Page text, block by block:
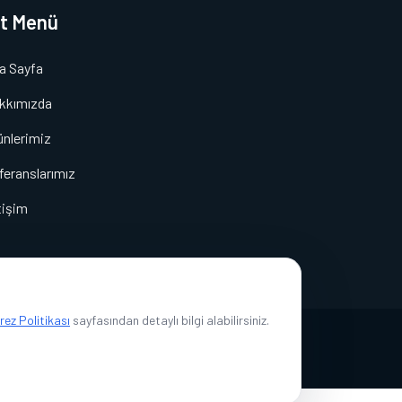
Menü
Sayfa
Politikası sayfasından detaylı bilgi alabilirsiniz.